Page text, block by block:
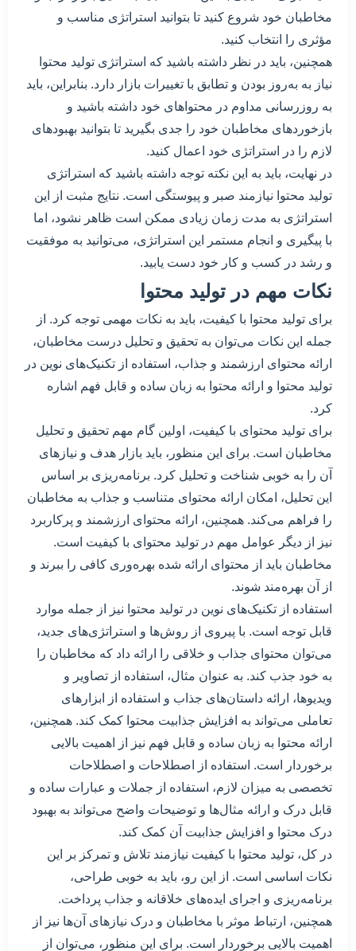
مخاطبان خود شروع کنید تا بتوانید استراتژی مناسب و
مؤثری را انتخاب کنید.
همچنین، باید در نظر داشته باشید که استراتژی تولید محتوا
نیاز به به‌روز بودن و تطابق با تغییرات بازار دارد. بنابراین، باید
به روزرسانی مداوم در محتواهای خود داشته باشید و
بازخوردهای مخاطبان خود را جدی بگیرید تا بتوانید بهبودهای
لازم را در استراتژی خود اعمال کنید.
در نهایت، باید به این نکته توجه داشته باشید که استراتژی
تولید محتوا نیازمند صبر و پیوستگی است. نتایج مثبت از این
استراتژی به مدت زمان زیادی ممکن است ظاهر نشود، اما
با پیگیری و انجام مستمر این استراتژی، می‌توانید به موفقیت
و رشد در کسب و کار خود دست یابید.
نکات مهم در تولید محتوا
برای تولید محتوا با کیفیت، باید به نکات مهمی توجه کرد. از
جمله این نکات می‌توان به تحقیق و تحلیل درست مخاطبان،
ارائه محتوای ارزشمند و جذاب، استفاده از تکنیک‌های نوین در
تولید محتوا و ارائه محتوا به زبان ساده و قابل فهم اشاره
کرد.
برای تولید محتوای با کیفیت، اولین گام مهم تحقیق و تحلیل
مخاطبان است. برای این منظور، باید بازار هدف و نیازهای
آن را به خوبی شناخت و تحلیل کرد. برنامه‌ریزی بر اساس
این تحلیل، امکان ارائه محتوای متناسب و جذاب به مخاطبان
را فراهم می‌کند. همچنین، ارائه محتوای ارزشمند و پرکاربرد
نیز از دیگر عوامل مهم در تولید محتوای با کیفیت است.
مخاطبان باید از محتوای ارائه شده بهره‌وری کافی را ببرند و
از آن بهره‌مند شوند.
استفاده از تکنیک‌های نوین در تولید محتوا نیز از جمله موارد
قابل توجه است. با پیروی از روش‌ها و استراتژی‌های جدید،
می‌توان محتوای جذاب و خلاقی را ارائه داد که مخاطبان را
به خود جذب کند. به عنوان مثال، استفاده از تصاویر و
ویدیوها، ارائه داستان‌های جذاب و استفاده از ابزارهای
تعاملی می‌تواند به افزایش جذابیت محتوا کمک کند. همچنین،
ارائه محتوا به زبان ساده و قابل فهم نیز از اهمیت بالایی
برخوردار است. استفاده از اصطلاحات و اصطلاحات
تخصصی به میزان لازم، استفاده از جملات و عبارات ساده و
قابل درک و ارائه مثال‌ها و توضیحات واضح می‌تواند به بهبود
درک محتوا و افزایش جذابیت آن کمک کند.
در کل، تولید محتوا با کیفیت نیازمند تلاش و تمرکز بر این
نکات اساسی است. از این رو، باید به خوبی طراحی،
برنامه‌ریزی و اجرای ایده‌های خلاقانه و جذاب پرداخت.
همچنین، ارتباط موثر با مخاطبان و درک نیازهای آن‌ها نیز از
اهمیت بالایی برخوردار است. برای این منظور، می‌توان از